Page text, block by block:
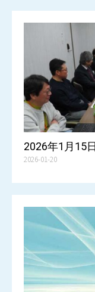
2026年1月15
2026-01-20